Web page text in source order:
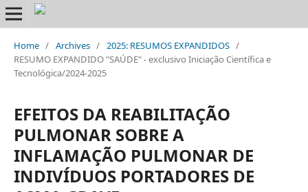
Home / Archives / 2025: RESUMOS EXPANDIDOS /
RESUMO EXPANDIDO "SAÚDE" - exclusivo Iniciação Científica e
Tecnológica/2024-2025
EFEITOS DA REABILITAÇÃO
PULMONAR SOBRE A
INFLAMAÇÃO PULMONAR DE
INDIVÍDUOS PORTADORES DE